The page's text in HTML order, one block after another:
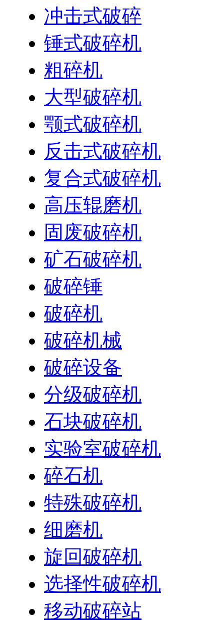
冲击式破碎
锤式破碎机
粗碎机
大型破碎机
颚式破碎机
反击式破碎机
复合式破碎机
高压辊磨机
固废破碎机
矿石破碎机
破碎锤
破碎机
破碎机械
破碎设备
分级破碎机
石块破碎机
实验室破碎机
碎石机
特殊破碎机
细磨机
旋回破碎机
选择性破碎机
移动破碎站